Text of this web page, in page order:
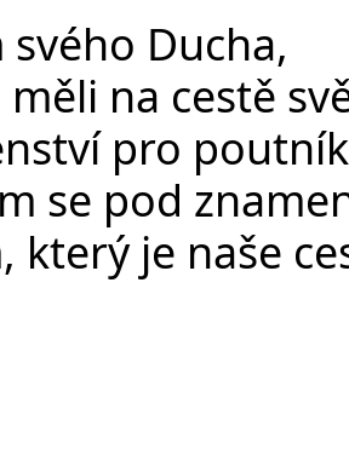
Ducha,
na cestě
pro
se pod
který je naše